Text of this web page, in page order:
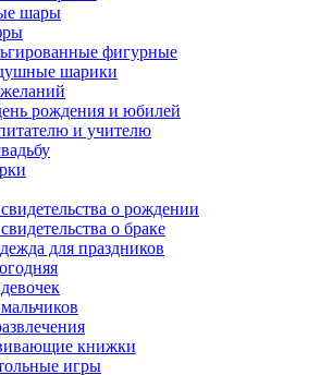
шары
фигурные
шарики
рождения и юбилей
и учителю
о рождении
о браке
для праздников
книжки
игры